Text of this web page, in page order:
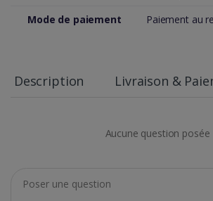
Mode de paiement
Paiement au
Description Livraison &
Aucune question posée